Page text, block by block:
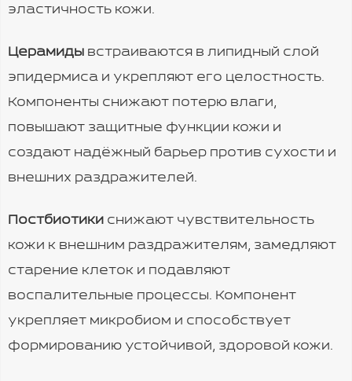
эластичность кожи.
Церамиды встраиваются в липидный слой
эпидермиса и укрепляют его целостность.
Компоненты снижают потерю влаги,
повышают защитные функции кожи и
создают надёжный барьер против сухости и
внешних раздражителей.
Постбиотики снижают чувствительность
кожи к внешним раздражителям, замедляют
старение клеток и подавляют
воспалительные процессы. Компонент
укрепляет микробиом и способствует
формированию устойчивой, здоровой кожи.